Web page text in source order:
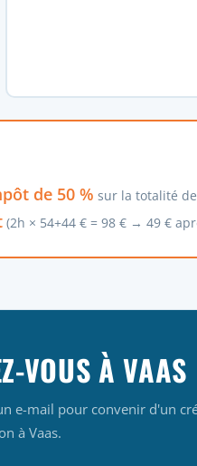
de 50 % sur la totalité
(2h × 54+44 € = 98 € → 49 €
VOUS À VAAS
e-mail pour convenir d'un
à Vaas.